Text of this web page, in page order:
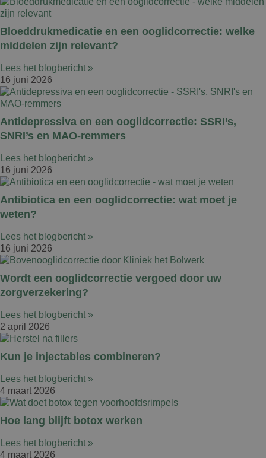
Bloeddrukmedicatie en een ooglidcorrectie: welke
middelen zijn relevant?
Lees het blogbericht »
16 juni 2026
Antidepressiva en een ooglidcorrectie: SSRI’s,
SNRI’s en MAO-remmers
Lees het blogbericht »
16 juni 2026
Antibiotica en een ooglidcorrectie: wat moet je
weten?
Lees het blogbericht »
16 juni 2026
Wordt een ooglidcorrectie vergoed door uw
zorgverzekering?
Lees het blogbericht »
2 april 2026
Kun je injectables combineren?
Lees het blogbericht »
4 maart 2026
Hoe lang blijft botox werken
Lees het blogbericht »
4 maart 2026